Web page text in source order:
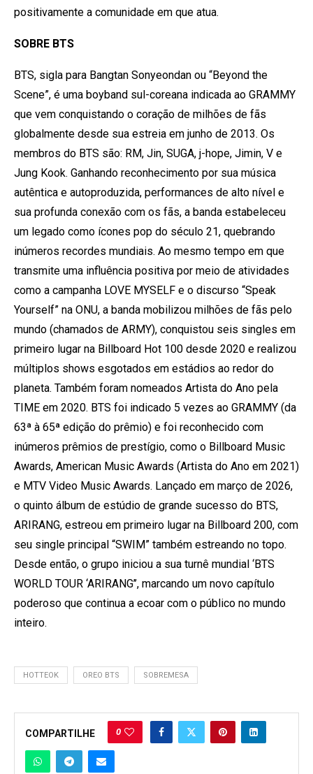
positivamente a comunidade em que atua.
SOBRE BTS
BTS, sigla para Bangtan Sonyeondan ou “Beyond the
Scene”, é uma boyband sul-coreana indicada ao GRAMMY
que vem conquistando o coração de milhões de fãs
globalmente desde sua estreia em junho de 2013. Os
membros do BTS são: RM, Jin, SUGA, j-hope, Jimin, V e
Jung Kook. Ganhando reconhecimento por sua música
autêntica e autoproduzida, performances de alto nível e
sua profunda conexão com os fãs, a banda estabeleceu
um legado como ícones pop do século 21, quebrando
inúmeros recordes mundiais. Ao mesmo tempo em que
transmite uma influência positiva por meio de atividades
como a campanha LOVE MYSELF e o discurso “Speak
Yourself” na ONU, a banda mobilizou milhões de fãs pelo
mundo (chamados de ARMY), conquistou seis singles em
primeiro lugar na Billboard Hot 100 desde 2020 e realizou
múltiplos shows esgotados em estádios ao redor do
planeta. Também foram nomeados Artista do Ano pela
TIME em 2020. BTS foi indicado 5 vezes ao GRAMMY (da
63ª à 65ª edição do prêmio) e foi reconhecido com
inúmeros prêmios de prestígio, como o Billboard Music
Awards, American Music Awards (Artista do Ano em 2021)
e MTV Video Music Awards. Lançado em março de 2026,
o quinto álbum de estúdio de grande sucesso do BTS,
ARIRANG, estreou em primeiro lugar na Billboard 200, com
seu single principal “SWIM” também estreando no topo.
Desde então, o grupo iniciou a sua turnê mundial ‘BTS
WORLD TOUR ‘ARIRANG’’, marcando um novo capítulo
poderoso que continua a ecoar com o público no mundo
inteiro.
HOTTEOK OREO BTS SOBREMESA
COMPARTILHE 0